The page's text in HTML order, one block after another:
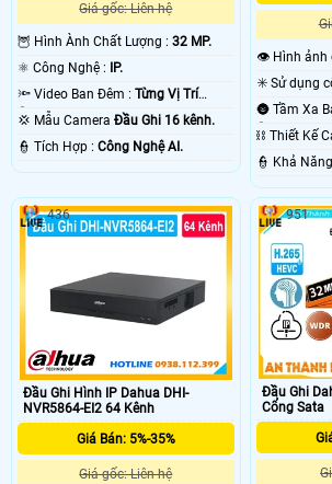
Giá gốc: Liên hệ
🦉 Hình Ành Chất Lượng : 32 MP.
⚛️ Công Nghệ :
IP.
🔦 Video Ban Đêm : Từng Vị Trí
Camera .
💢 Mẫu Camera Đầu Ghi 16 kênh.
️👮 Tích Hợp : Công Nghệ AI.
👁 Hình
Camera .
⛓ Thiết Kế
Đầu Ghi Hình IP Dahua DHI-
NVR5864-EI2 64 Kênh
Giá Bán: 5%-35%
Giá gốc: Liên hệ
436
Đầu Ghi
Cổng Sata
951